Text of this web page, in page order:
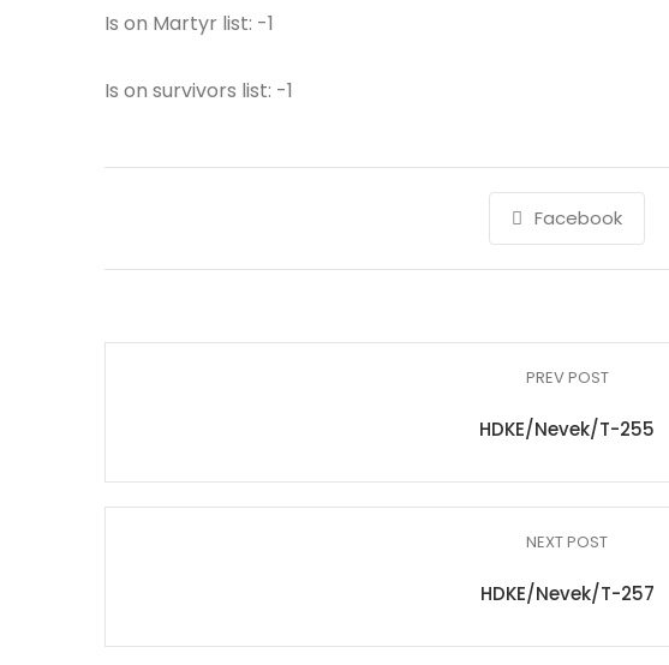
Is on Martyr list: -1
Is on survivors list: -1
Facebook
PREV POST
HDKE/Nevek/T-255
NEXT POST
HDKE/Nevek/T-257